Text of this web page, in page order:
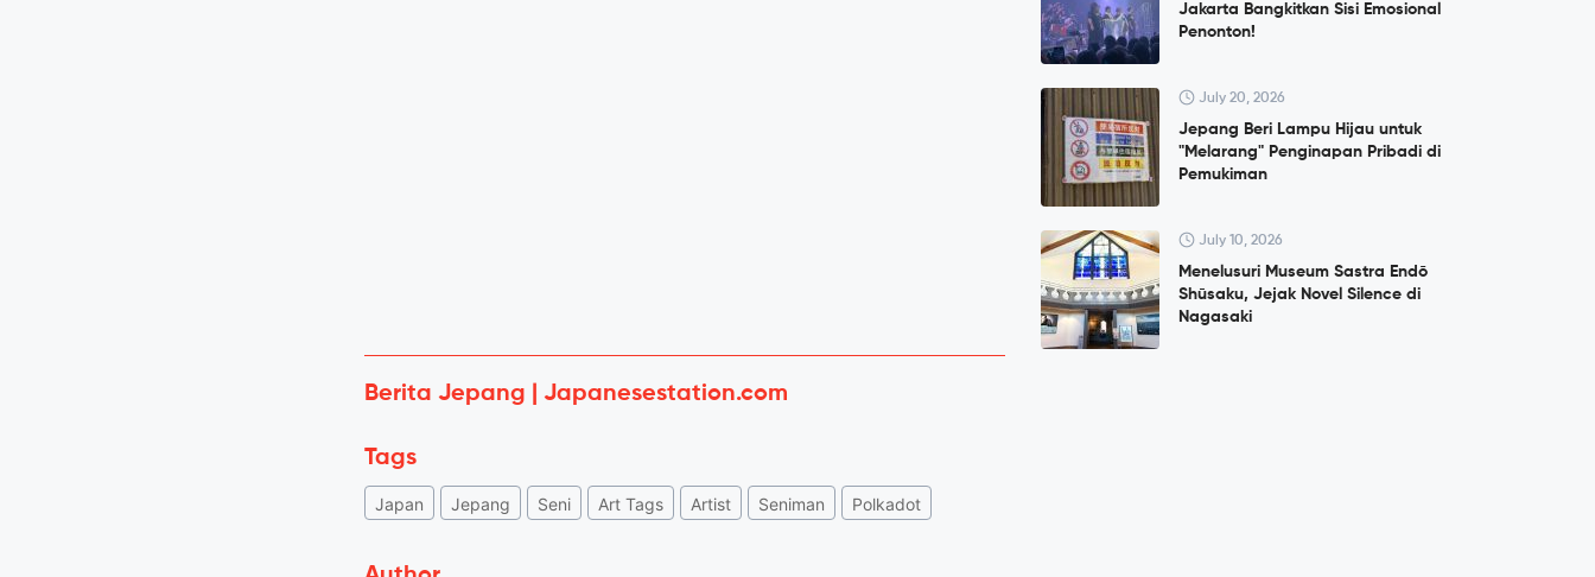
Berita Jepang | Japanesestation.com
Tags
Japan Jepang Seni Art Tags Artist Seniman Polkadot
Jakarta Bangkitkan Sisi Emosional
Penonton!
July 20, 2026
Jepang Beri Lampu Hijau untuk
"Melarang" Penginapan Pribadi di
Pemukiman
July 10, 2026
Menelusuri Museum Sastra Endō
Shūsaku, Jejak Novel Silence di
Nagasaki